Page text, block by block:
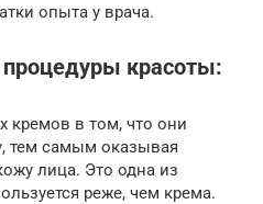
опыта у врача.
красоты:
кремов в том, что они
тем самым оказывая
лица. Это одна из
реже, чем крема.